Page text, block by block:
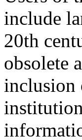
include
20th
obsolete
inclusion